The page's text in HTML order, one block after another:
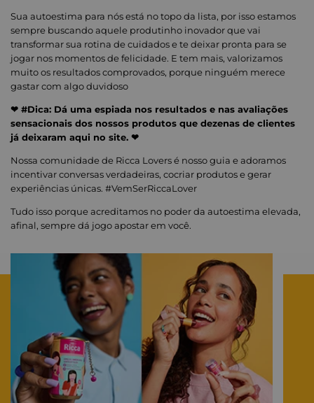
Sua autoestima para nós está no topo da lista, por isso estamos
sempre buscando aquele produtinho inovador que vai
transformar sua rotina de cuidados e te deixar pronta para se
jogar nos momentos de felicidade. E tem mais, valorizamos
muito os resultados comprovados, porque ninguém merece
gastar com algo duvidoso
❤ #Dica: Dá uma espiada nos resultados e nas avaliações
sensacionais dos nossos produtos que dezenas de clientes
já deixaram aqui no site. ❤
Nossa comunidade de Ricca Lovers é nosso guia e adoramos
incentivar conversas verdadeiras, cocriar produtos e gerar
experiências únicas. #VemSerRiccaLover
Tudo isso porque acreditamos no poder da autoestima elevada,
afinal, sempre dá jogo apostar em você.